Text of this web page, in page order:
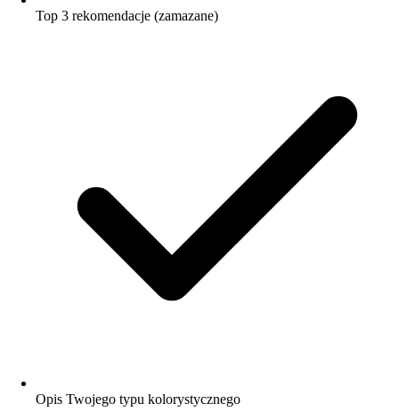
Top 3 rekomendacje (zamazane)
Opis Twojego typu kolorystycznego